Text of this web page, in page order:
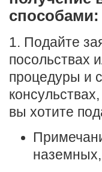
способами:
1. Подайте
посольствах
процедуры и
вы хотите